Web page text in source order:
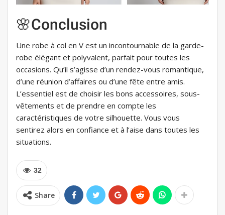
🌸Conclusion
Une robe à col en V est un incontournable de la garde-
robe élégant et polyvalent, parfait pour toutes les
occasions. Qu’il s’agisse d’un rendez-vous romantique,
d’une réunion d’affaires ou d’une fête entre amis.
L’essentiel est de choisir les bons accessoires, sous-
vêtements et de prendre en compte les
caractéristiques de votre silhouette. Vous vous
sentirez alors en confiance et à l’aise dans toutes les
situations.
32
Share